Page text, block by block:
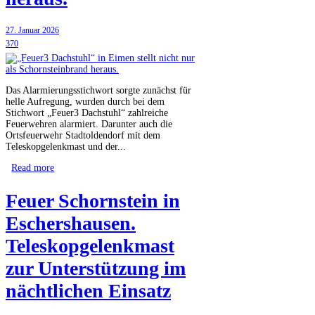
27. Januar 2026
370
Das Alarmierungsstichwort sorgte zunächst für
helle Aufregung, wurden durch bei dem
Stichwort „Feuer3 Dachstuhl“ zahlreiche
Feuerwehren alarmiert. Darunter auch die
Ortsfeuerwehr Stadtoldendorf mit dem
Teleskopgelenkmast und der...
Read more
Feuer Schornstein in
Eschershausen.
Teleskopgelenkmast
zur Unterstützung im
nächtlichen Einsatz